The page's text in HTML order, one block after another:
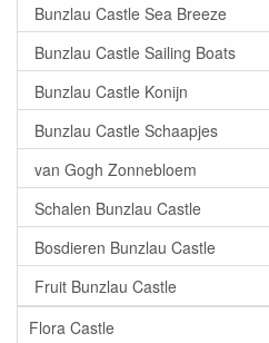
Bunzlau Castle Sea Breeze
Bunzlau Castle Sailing Boats
Bunzlau Castle Konijn
Bunzlau Castle Schaapjes
van Gogh Zonnebloem
Schalen Bunzlau Castle
Bosdieren Bunzlau Castle
Fruit Bunzlau Castle
Flora Castle